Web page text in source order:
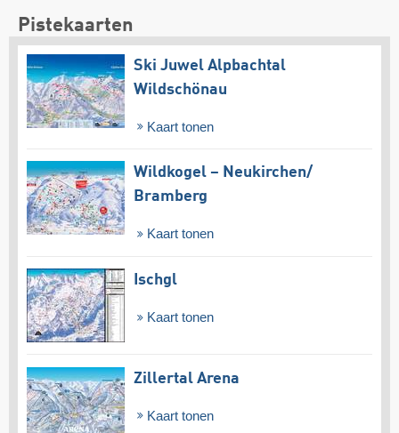
Pistekaarten
Ski Juwel Alpbachtal
Wildschönau
Kaart tonen
Wildkogel – Neukirchen/​
Bramberg
Kaart tonen
Ischgl
Kaart tonen
Zillertal Arena
Kaart tonen